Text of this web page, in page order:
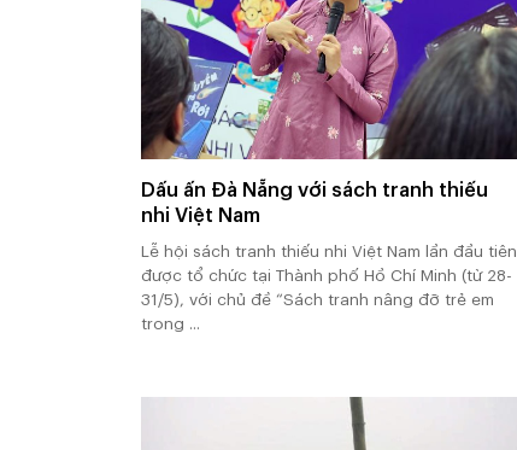
Dấu ấn Đà Nẵng với sách tranh thiếu
nhi Việt Nam
Lễ hội sách tranh thiếu nhi Việt Nam lần đầu tiên
được tổ chức tại Thành phố Hồ Chí Minh (từ 28-
31/5), với chủ đề “Sách tranh nâng đỡ trẻ em
trong ...